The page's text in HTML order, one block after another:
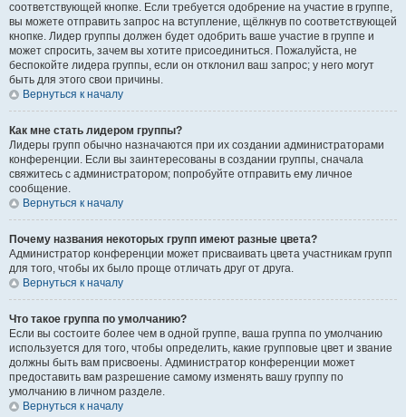
соответствующей кнопке. Если требуется одобрение на участие в группе,
вы можете отправить запрос на вступление, щёлкнув по соответствующей
кнопке. Лидер группы должен будет одобрить ваше участие в группе и
может спросить, зачем вы хотите присоединиться. Пожалуйста, не
беспокойте лидера группы, если он отклонил ваш запрос; у него могут
быть для этого свои причины.
Вернуться к началу
Как мне стать лидером группы?
Лидеры групп обычно назначаются при их создании администраторами
конференции. Если вы заинтересованы в создании группы, сначала
свяжитесь с администратором; попробуйте отправить ему личное
сообщение.
Вернуться к началу
Почему названия некоторых групп имеют разные цвета?
Администратор конференции может присваивать цвета участникам групп
для того, чтобы их было проще отличать друг от друга.
Вернуться к началу
Что такое группа по умолчанию?
Если вы состоите более чем в одной группе, ваша группа по умолчанию
используется для того, чтобы определить, какие групповые цвет и звание
должны быть вам присвоены. Администратор конференции может
предоставить вам разрешение самому изменять вашу группу по
умолчанию в личном разделе.
Вернуться к началу